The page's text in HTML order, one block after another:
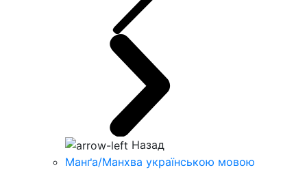
Назад
Манґа/Манхва українською мовою